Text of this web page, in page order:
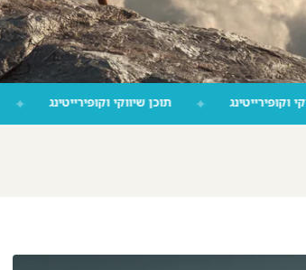
תוכן שיווקי וקופירייטינג ✦ תוכן שיווקי וקופירייטינג